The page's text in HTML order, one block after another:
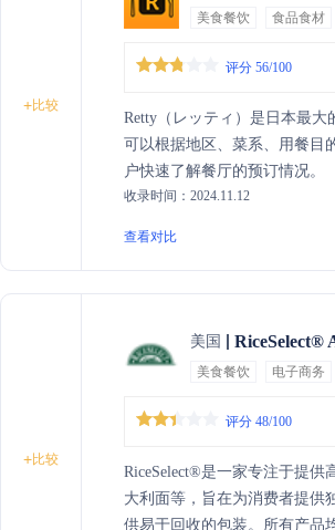
+比较
美食餐饮 食品食材
评分 56/100
Retty（レッティ）是日本最
可以根据地区、菜系、用餐目
户快速了解餐厅的预订情况。
收录时间：2024.11.12
查看对比
+比较
美国 RiceSelect®
美食餐饮 电子商务
评分 48/100
RiceSelect®是一家专注于提
大利面等，旨在为消费者提供
供易于回收的包装。所有产品